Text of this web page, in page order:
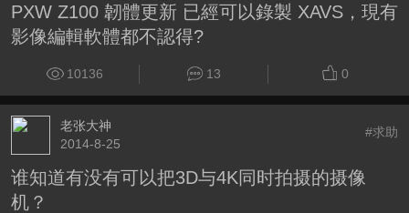
PXW Z100 韌體更新 已經可以錄製 XAVS，現有
影像編輯軟體都不認得?
10136 13 0
老张大神
2014-8-25
#求助
谁知道有没有可以把3D与4K同时拍摄的摄像
机？